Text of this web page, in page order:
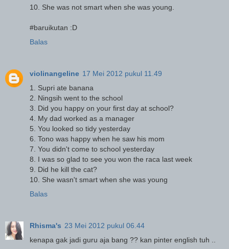
10. She was not smart when she was young.
#baruikutan :D
Balas
violinangeline 17 Mei 2012 pukul 11.49
1. Supri ate banana
2. Ningsih went to the school
3. Did you happy on your first day at school?
4. My dad worked as a manager
5. You looked so tidy yesterday
6. Tono was happy when he saw his mom
7. You didn't come to school yesterday
8. I was so glad to see you won the raca last week
9. Did he kill the cat?
10. She wasn't smart when she was young
Balas
Rhisma's 23 Mei 2012 pukul 06.44
kenapa gak jadi guru aja bang ?? kan pinter english tuh ..